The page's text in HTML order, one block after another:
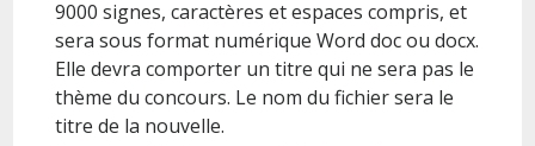
9000 signes, caractères et espaces compris, et
sera sous format numérique Word doc ou docx.
Elle devra comporter un titre qui ne sera pas le
thème du concours. Le nom du fichier sera le
titre de la nouvelle.